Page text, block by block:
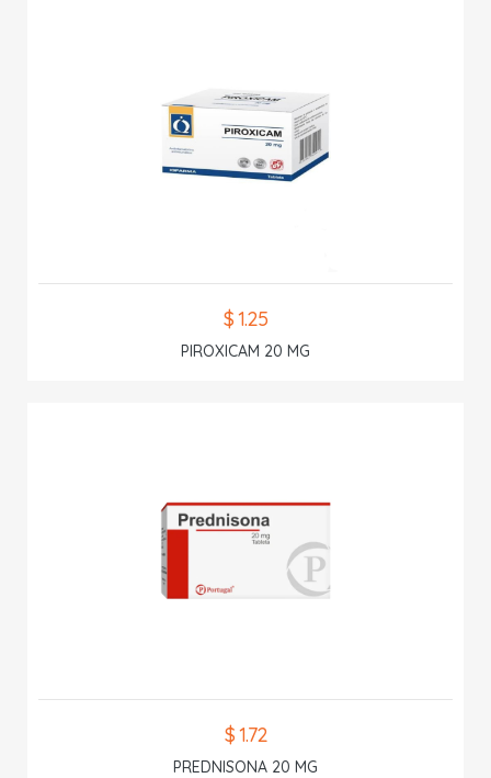
$ 1.25
PIROXICAM 20 MG
$ 1.72
PREDNISONA 20 MG